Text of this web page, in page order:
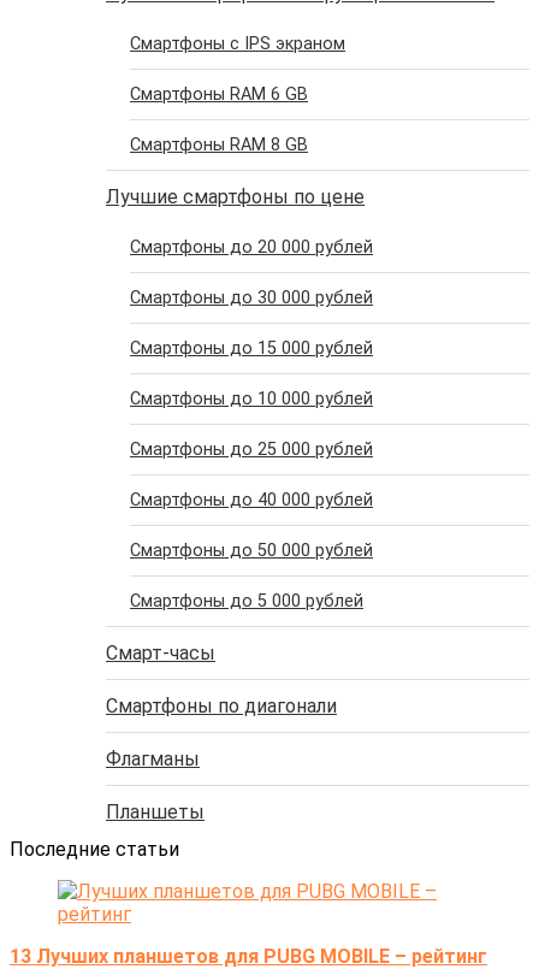
Смартфоны с IPS экраном
Смартфоны RAM 6 GB
Смартфоны RAM 8 GB
Лучшие смартфоны по цене
Cмартфоны до 20 000 рублей
Cмартфоны до 30 000 рублей
Cмартфоны до 15 000 рублей
Cмартфоны до 10 000 рублей
Cмартфоны до 25 000 рублей
Cмартфоны до 40 000 рублей
Cмартфоны до 50 000 рублей
Cмартфоны до 5 000 рублей
Смарт-часы
Смартфоны по диагонали
Флагманы
Планшеты
Последние статьи
13 Лучших планшетов для PUBG MOBILE – рейтинг